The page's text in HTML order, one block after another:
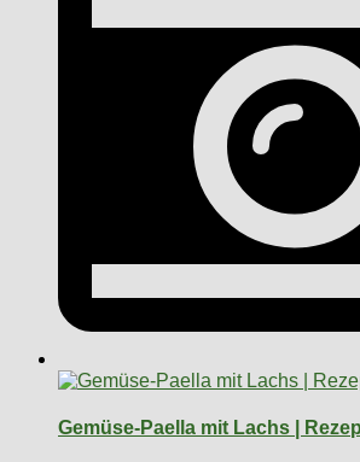
Gemüse-Paella mit Lachs |